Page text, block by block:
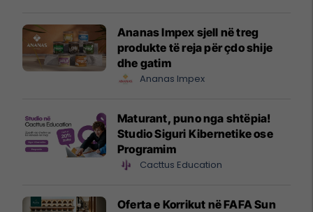
Ananas Impex sjell në treg
produkte të reja për çdo shije
dhe gatim
Ananas Impex
Maturant, puno nga shtëpia!
Studio Siguri Kibernetike ose
Programim
Cacttus Education
Oferta e Korrikut në FAFA Sun